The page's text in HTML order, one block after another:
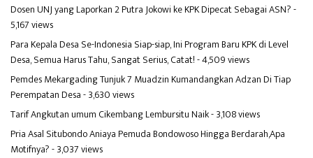
Dosen UNJ yang Laporkan 2 Putra Jokowi ke KPK Dipecat Sebagai ASN?-
5,167 views
Para Kepala Desa Se-Indonesia Siap-siap, Ini Program Baru KPK di Level
Desa, Semua Harus Tahu, Sangat Serius, Catat!- 4,509 views
Pemdes Mekargading Tunjuk 7 Muadzin Kumandangkan Adzan Di Tiap
Perempatan Desa- 3,630 views
Tarif Angkutan umum Cikembang Lembursitu Naik- 3,108 views
Pria Asal Situbondo Aniaya Pemuda Bondowoso Hingga Berdarah,Apa
Motifnya?- 3,037 views